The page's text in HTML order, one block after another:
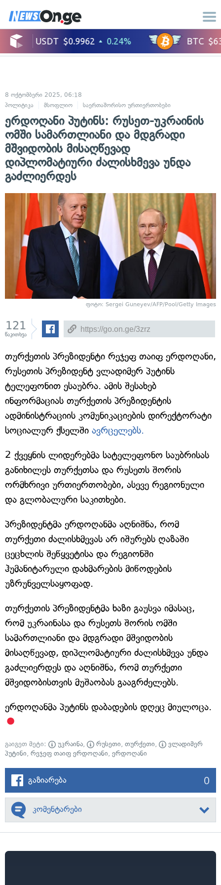
8 ოქტომბერი 2025, 06:18
პოლიტიკა
მსოფლიო საერთაშორისო ურთიერთობები
ერდოღანი პუტინს: რუსეთ-უკრაინის
ომში სამართლიანი და მდგრადი
მშვიდობის მისაღწევად
დიპლომატიური ძალისხმევა უნდა
გაძლიერდეს
ფოტო: Sergei Guneyev/AFP/Pool/Getty Images
121
წაკითხვა
თურქეთის პრეზიდენტი რეჯეფ თაიფ ერდოღანი,
რუსეთის პრეზიდენტ ვლადიმერ პუტინს
ტელეფონით ესაუბრა. ამის შესახებ
ინფორმაციას თურქეთის პრეზიდენტის
ადმინისტრაციის კომუნიკაციების დირექტორატი
სოციალურ ქსელში ავრცელებს.
2 ქვეყნის ლიდერებმა სატელეფონო საუბრისას
განიხილეს თურქეთსა და რუსეთს შორის
ორმხრივი ურთიერთობები, ასევე რეგიონული
და გლობალური საკითხები.
პრეზიდენტმა ერდოღანმა აღნიშნა, რომ
თურქეთი ძალისხმევას არ იშურებს ღაზაში
ცეცხლის შეწყვეტისა და რეგიონში
ჰუმანიტარული დახმარების მიწოდების
უზრუნველსაყოფად.
თურქეთის პრეზიდენტმა ხაზი გაუსვა იმასაც,
რომ უკრაინასა და რუსეთს შორის ომში
სამართლიანი და მდგრადი მშვიდობის
მისაღწევად, დიპლომატიური ძალისხმევა უნდა
გაძლიერდეს და აღნიშნა, რომ თურქეთი
მშვიდობისთვის მუშაობას გააგრძელებს.
ერდოღანმა პუტინს დაბადების დღეც მიულოცა.
გაიგეთ მეტი: უკრაინა, რუსეთი, თურქეთი,
ვლადიმერ
პუტინი, რეჯეფ თაიფ ერდოღანი, ერდოღანი
გაზიარება 0
კომენტარები